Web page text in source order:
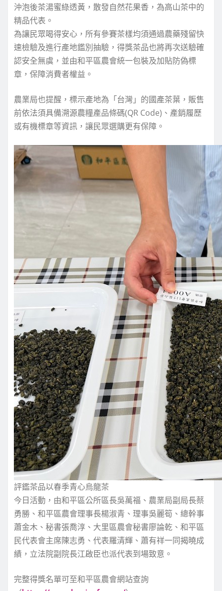
沖泡後茶湯蜜綠透黃，散發自然花果香，為高山茶中的
精品代表。
為讓民眾喝得安心，所有參賽茶樣均須通過農藥殘留快
速檢驗及進行產地鑑別抽驗，得獎茶品也將再次送驗確
認安全無虞，並由和平區農會統一包裝及加貼防偽標
章，保障消費者權益。
農業局也提醒，標示產地為「台灣」的國產茶葉，販售
前依法須具備溯源農糧產品條碼(QR Code)、產銷履歷
或有機標章等資訊，讓民眾選購更有保障。
評鑑茶品以春季青心烏龍茶
今日活動，由和平區公所區長吳萬福、農業局副局長蔡
勇勝、和平區農會理事長楊淑青、理事吳麗筍、總幹事
蕭金木、秘書張喬淳、大里區農會秘書廖論乾、和平區
民代表會主席陳志勇、代表羅清輝、蕭有祥一同揭曉成
績，立法院副院長江啟臣也派代表到場致意。
完整得獎名單可至和平區農會網站查詢